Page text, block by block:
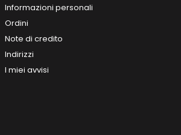
Informazioni personali
Ordini
Note di credito
Indirizzi
I miei avvisi